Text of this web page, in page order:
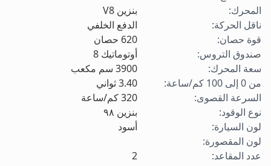
المحرك:
بنزين V8
ناقل الحركة:
الدفع الخلفي
قوة حصان:
620 حصان
صندوق التروس:
أوتوماتيك 8
سعة المحرك:
3900 سم مكعب
من 0 إلى 100 كم/ساعة
:
3.40ثواني
السرعة القصوى:
320كم/ساعة
نوع الوقود:
بنزين ٩٨
لون السيارة:
أسود
لون المقصورة:
عدد المقاعد:
2